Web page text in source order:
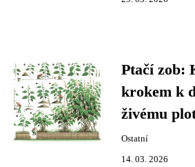
Ptačí zob:
krokem k
živému
Ostatní
14. 03. 2026